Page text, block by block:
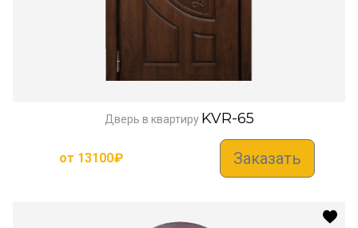
Дверь в квартиру KVR-65
от 13100₽ Заказать